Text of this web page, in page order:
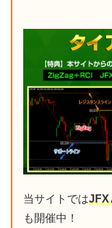
当サイトではJFX
も開催中！